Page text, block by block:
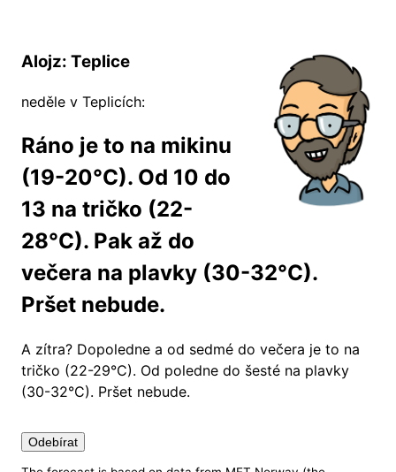
Alojz: Teplice
neděle v Teplicích:
Ráno je to na mikinu
(19-20°C). Od 10 do
13 na tričko (22-
28°C). Pak až do
večera na plavky (30-32°C).
Pršet nebude.
A zítra? Dopoledne a od sedmé do večera je to na
tričko (22-29°C). Od poledne do šesté na plavky
(30-32°C). Pršet nebude.
Odebírat